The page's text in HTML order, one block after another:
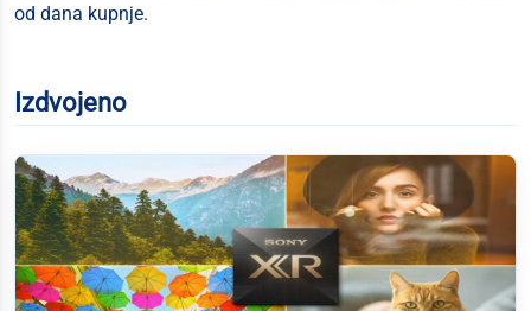
od dana kupnje.
Izdvojeno